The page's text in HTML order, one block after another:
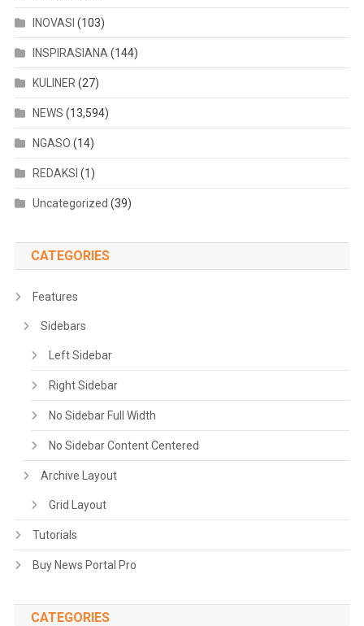
INOVASI (103)
INSPIRASIANA (144)
KULINER (27)
NEWS (13,594)
NGASO (14)
REDAKSI (1)
Uncategorized (39)
CATEGORIES
Features
Sidebars
Left Sidebar
Right Sidebar
No Sidebar Full Width
No Sidebar Content Centered
Archive Layout
Grid Layout
Tutorials
Buy News Portal Pro
CATEGORIES